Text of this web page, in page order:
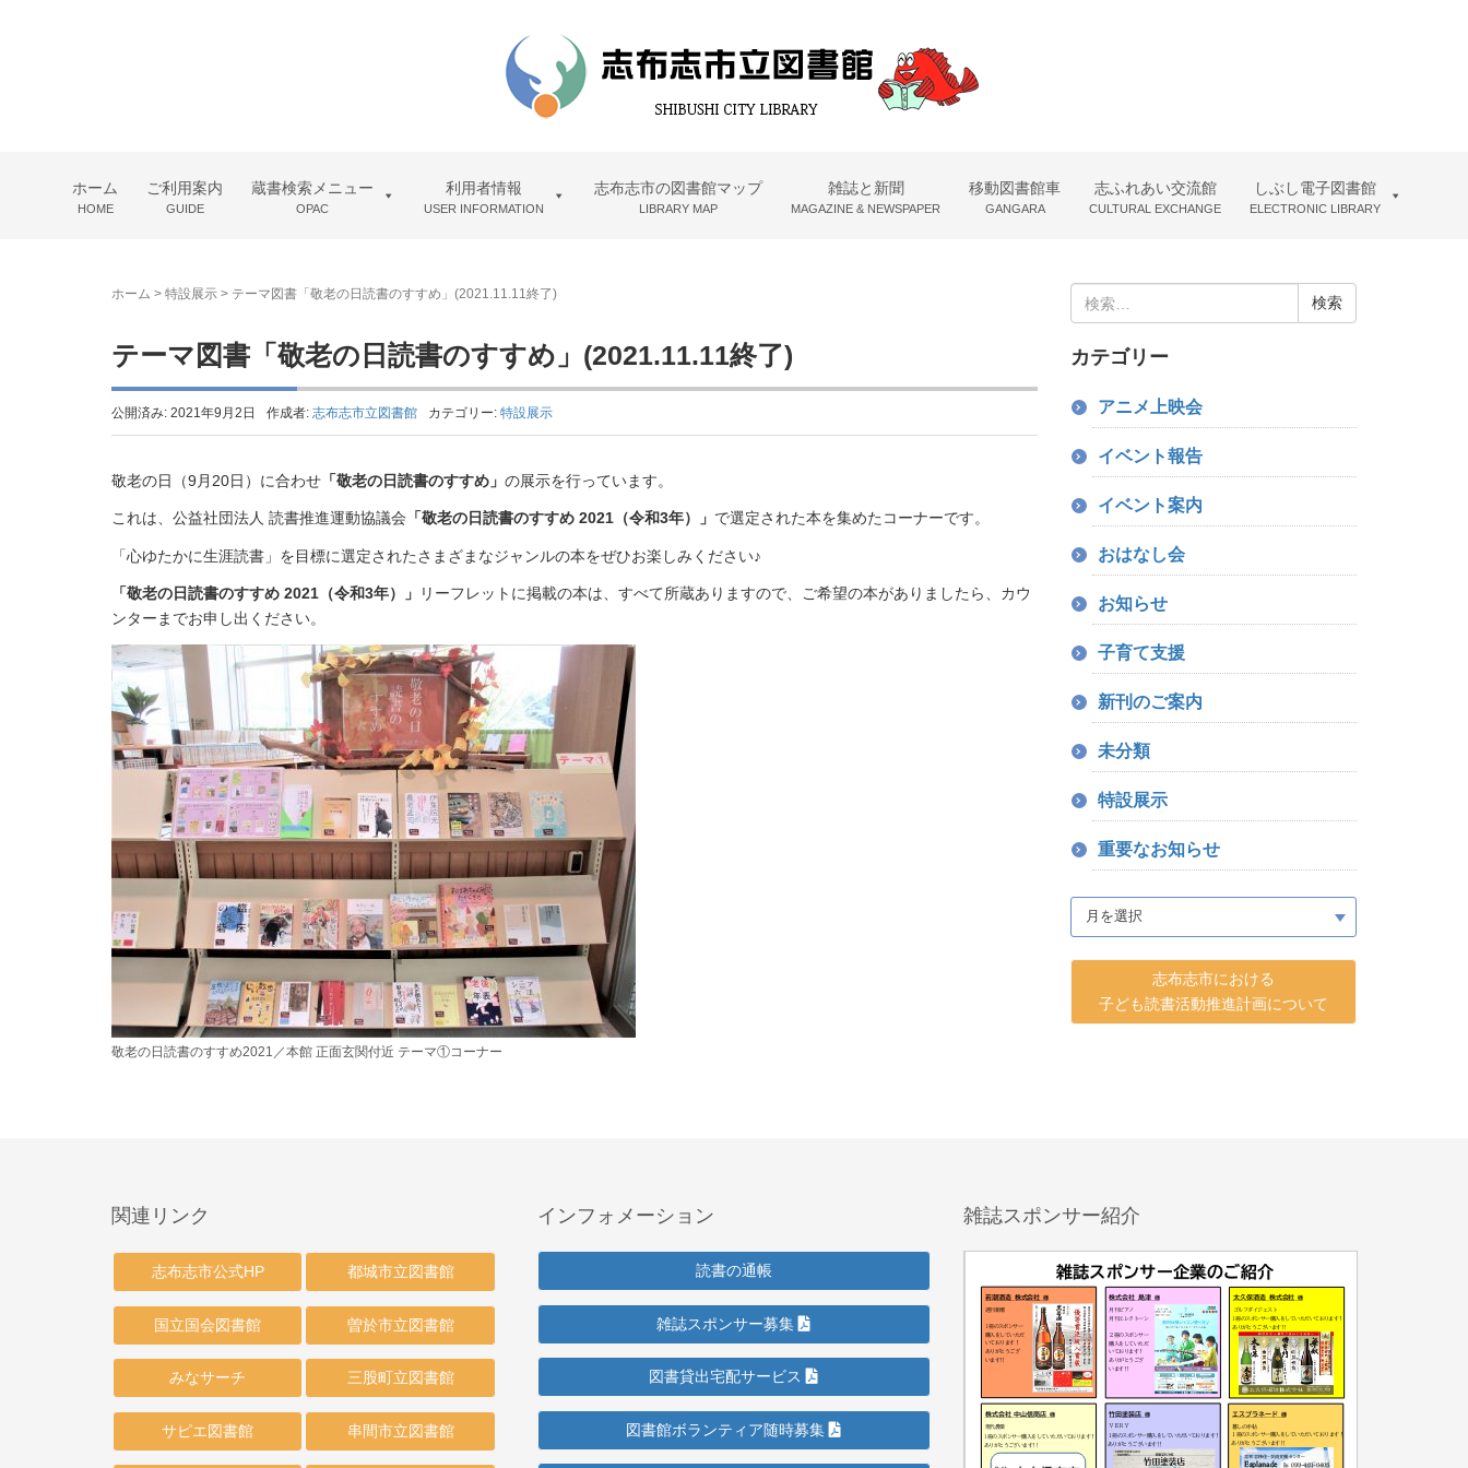
ホーム
HOME
ご利用案内
GUIDE
蔵書検索メニュー
OPAC
利用者情報
USER INFORMATION
志布志市の図書館マップ
LIBRARY MAP
雑誌と新聞
MAGAZINE & NEWSPAPER
移動図書館車
GANGARA
志ふれあい交流館
CULTURAL EXCHANGE
しぶし電子図書館
ELECTRONIC LIBRARY
ホーム > 特設展示 > テーマ図書「敬老の日読書のすすめ」(2021.11.11終了)
テーマ図書「敬老の日読書のすすめ」(2021.11.11終了)
公開済み: 2021年9月2日 作成者: 志布志市立図書館 カテゴリー: 特設展示
敬老の日（9月20日）に合わせ 「敬老の日読書のすすめ」 の展示を行っています。
これは、公益社団法人 読書推進運動協議会 「敬老の日読書のすすめ 2021（令和3年）」 で選定された本を集めたコーナーです。
「心ゆたかに生涯読書」を目標に選定されたさまざまなジャンルの本をぜひお楽しみください♪
「敬老の日読書のすすめ 2021（令和3年）」
リーフレットに掲載の本は、すべて所蔵ありますので、ご希望の本がありましたら、カウ
ンターまでお申し出ください。
敬老の日読書のすすめ2021／本館 正面玄関付近 テーマ①コーナー
索:
カテゴリー
アニメ上映会
イベント報告
イベント案内
おはなし会
お知らせ
子育て支援
新刊のご案内
未分類
特設展示
重要なお知らせ
志布志市における
子ども読書活動推進計画について
関連リンク
志布志市公式HP
国立国会図書館
みなサーチ
サピエ図書館
都城市立図書館
曽於市立図書館
三股町立図書館
串間市立図書館
インフォメーション
読書の通帳
雑誌スポンサー募集
図書貸出宅配サービス
図書館ボランティア随時募集
雑誌スポンサー紹介